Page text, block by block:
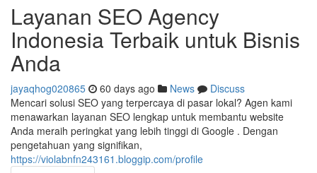
Layanan SEO Agency
Indonesia Terbaik untuk Bisnis
Anda
jayaqhog020865 60 days ago News
Discuss
Mencari solusi SEO yang terpercaya di pasar lokal? Agen kami
menawarkan layanan SEO lengkap untuk membantu website
Anda meraih peringkat yang lebih tinggi di Google . Dengan
pengetahuan yang signifikan,
https://violabnfn243161.bloggip.com/profile